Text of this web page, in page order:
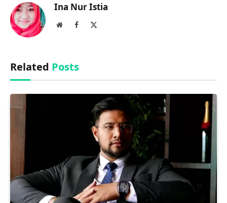
Ina Nur Istia
WebsiteFacebook
Related Posts